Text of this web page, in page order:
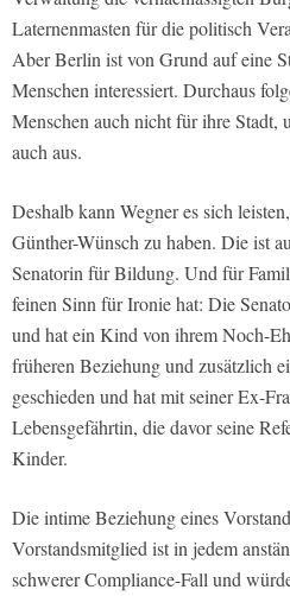
Laternenmasten für die politisch
Aber Berlin ist von Grund auf eine
Menschen interessiert. Durchaus
Menschen auch nicht für ihre Stadt,
auch aus.
Deshalb kann Wegner es sich
Günther-Wünsch zu haben. Die ist
Senatorin für Bildung. Und für
feinen Sinn für Ironie hat: Die
und hat ein Kind von ihrem Noch-
früheren Beziehung und zusätzlich
geschieden und hat mit seiner Ex-
Lebensgefährtin, die davor seine
Kinder.
Die intime Beziehung eines
Vorstandsmitglied ist in jedem
schwerer Compliance-Fall und